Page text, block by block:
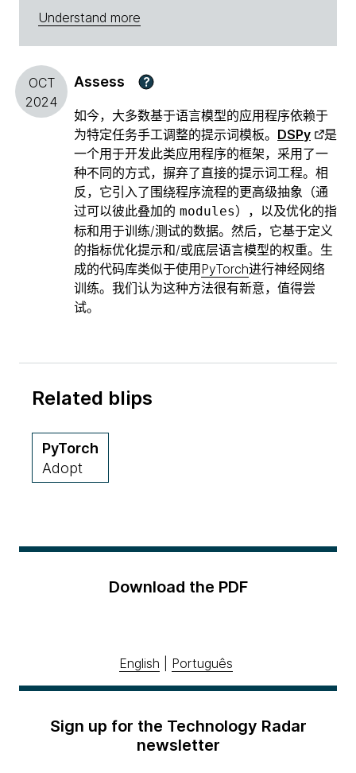
Understand more
OCT
2024
Assess ?
如今，大多数基于语言模型的应用程序依赖于
为特定任务手工调整的提示词模板。 DSPy
是
一个用于开发此类应用程序的框架，采用了一
种不同的方式，摒弃了直接的提示词工程。相
反，它引入了围绕程序流程的更高级抽象（通
过可以彼此叠加的 modules），以及优化的指
标和用于训练/测试的数据。然后，它基于定义
的指标优化提示和/或底层语言模型的权重。生
成的代码库类似于使用 PyTorch进行神经网络
训练。我们认为这种方法很有新意，值得尝
试。
Related blips
PyTorch
Adopt
Download the PDF
English Português
Sign up for the Technology Radar
newsletter